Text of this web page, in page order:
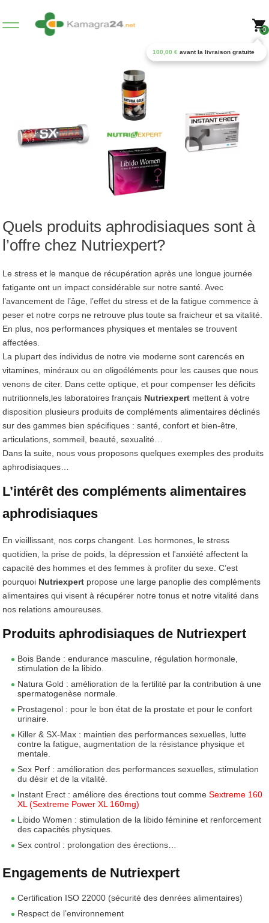
0
100,00 € avant la livraison gratuite
Quels produits aphrodisiaques sont à
l’offre chez Nutriexpert?
Le stress et le manque de récupération après une longue journée
fatigante ont un impact considérable sur notre santé. Avec
l’avancement de l’âge, l’effet du stress et de la fatigue commence à
peser et notre corps ne retrouve plus toute sa fraicheur et sa vitalité.
En plus, nos performances physiques et mentales se trouvent
affectées.
La plupart des individus de notre vie moderne sont carencés en
vitamines, minéraux ou en oligoéléments pour les causes que nous
venons de citer. Dans cette optique, et pour compenser les déficits
nutritionnels,les laboratoires français Nutriexpert mettent à votre
disposition plusieurs produits de compléments alimentaires déclinés
sur des gammes bien spécifiques : santé, confort et bien-être,
articulations, sommeil, beauté, sexualité…
Dans la suite, nous vous proposons quelques exemples des produits
aphrodisiaques…
L’intérêt des compléments alimentaires
aphrodisiaques
En vieillissant, nos corps changent. Les hormones, le stress
quotidien, la prise de poids, la dépression et l'anxiété affectent la
capacité des hommes et des femmes à profiter du sexe. C’est
pourquoi Nutriexpert propose une large panoplie des compléments
alimentaires qui visent à récupérer notre tonus et notre vitalité dans
nos relations amoureuses.
Produits aphrodisiaques de Nutriexpert
Bois Bande : endurance masculine, régulation hormonale,
stimulation de la libido.
Natura Gold : amélioration de la fertilité par la contribution à une
spermatogenèse normale.
Prostagenol : pour le bon état de la prostate et pour le confort
urinaire.
Killer & SX-Max : maintien des performances sexuelles, lutte
contre la fatigue, augmentation de la résistance physique et
mentale.
Sex Perf : amélioration des performances sexuelles, stimulation
du désir et de la vitalité.
Instant Erect : améliore des érections tout commeSextreme 160
XL (Sextreme Power XL 160mg)
Libido Women : stimulation de la libido féminine et renforcement
des capacités physiques.
Sex control : prolongation des érections…
Engagements de Nutriexpert
Certification ISO 22000 (sécurité des denrées alimentaires)
Respect de l’environnement